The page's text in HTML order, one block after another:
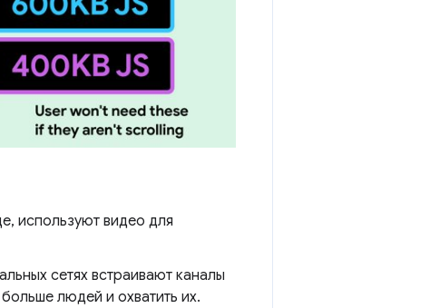
используют видео для
сетях встраивают каналы
людей и охватить их.